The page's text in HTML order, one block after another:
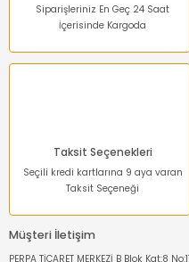
Siparişleriniz En Geç 24 Saat
İçerisinde Kargoda
Taksit Seçenekleri
Seçili kredi kartlarına 9 aya varan
Taksit Seçeneği
Müşteri İletişim
PERPA TİCARET MERKEZİ B Blok Kat:8